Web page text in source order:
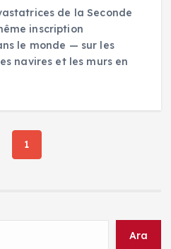
de la Seconde
inscription
le monde — sur les
navires et les murs en
1
Ara